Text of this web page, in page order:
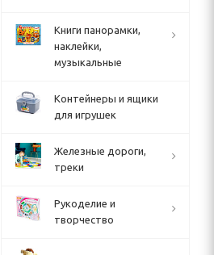
Книги панорамки,
наклейки,
музыкальные
Контейнеры и ящики
для игрушек
Железные дороги,
треки
Рукоделие и
творчество